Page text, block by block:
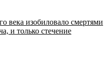
века изобиловало смертями
и только стечение